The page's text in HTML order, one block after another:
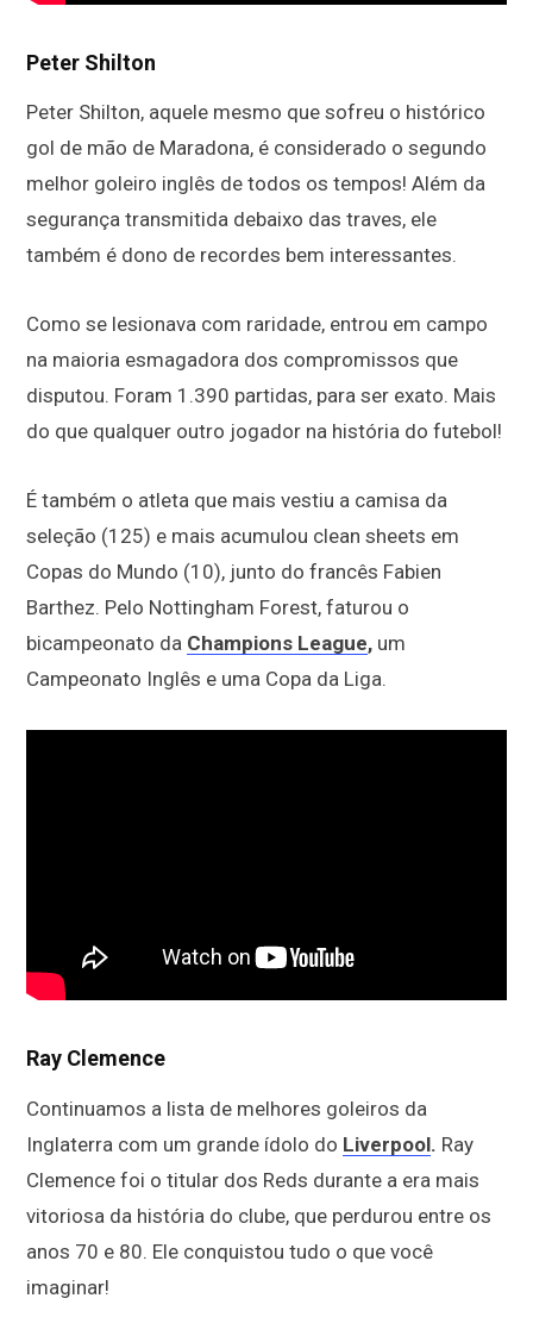
Peter Shilton
Peter Shilton, aquele mesmo que sofreu o histórico
gol de mão de Maradona, é considerado o segundo
melhor goleiro inglês de todos os tempos! Além da
segurança transmitida debaixo das traves, ele
também é dono de recordes bem interessantes.
Como se lesionava com raridade, entrou em campo
na maioria esmagadora dos compromissos que
disputou. Foram 1.390 partidas, para ser exato. Mais
do que qualquer outro jogador na história do futebol!
É também o atleta que mais vestiu a camisa da
seleção (125) e mais acumulou clean sheets em
Copas do Mundo (10), junto do francês Fabien
Barthez. Pelo Nottingham Forest, faturou o
bicampeonato da Champions League, um
Campeonato Inglês e uma Copa da Liga.
Ray Clemence
Continuamos a lista de melhores goleiros da
Inglaterra com um grande ídolo do Liverpool. Ray
Clemence foi o titular dos Reds durante a era mais
vitoriosa da história do clube, que perdurou entre os
anos 70 e 80. Ele conquistou tudo o que você
imaginar!